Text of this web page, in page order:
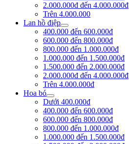
2.000.000đ đến 4.000.000đ
Trên 4.000.000
Lan hồ điệp
400.000 đến 600.000đ
600.000 đến 800.000đ
800.000 đến 1.000.000đ
1.000.000 đến 1.500.000đ
1.500.000 đến 2.000.000đ
2.000.000đ đến 4.000.000đ
Trên 4.000.000đ
Hoa bó
Dưới 400.000đ
400.000 đến 600.000đ
600.000 đến 800.000đ
800.000 đến 1.000.000đ
1.000.000 đến 1.500.000đ